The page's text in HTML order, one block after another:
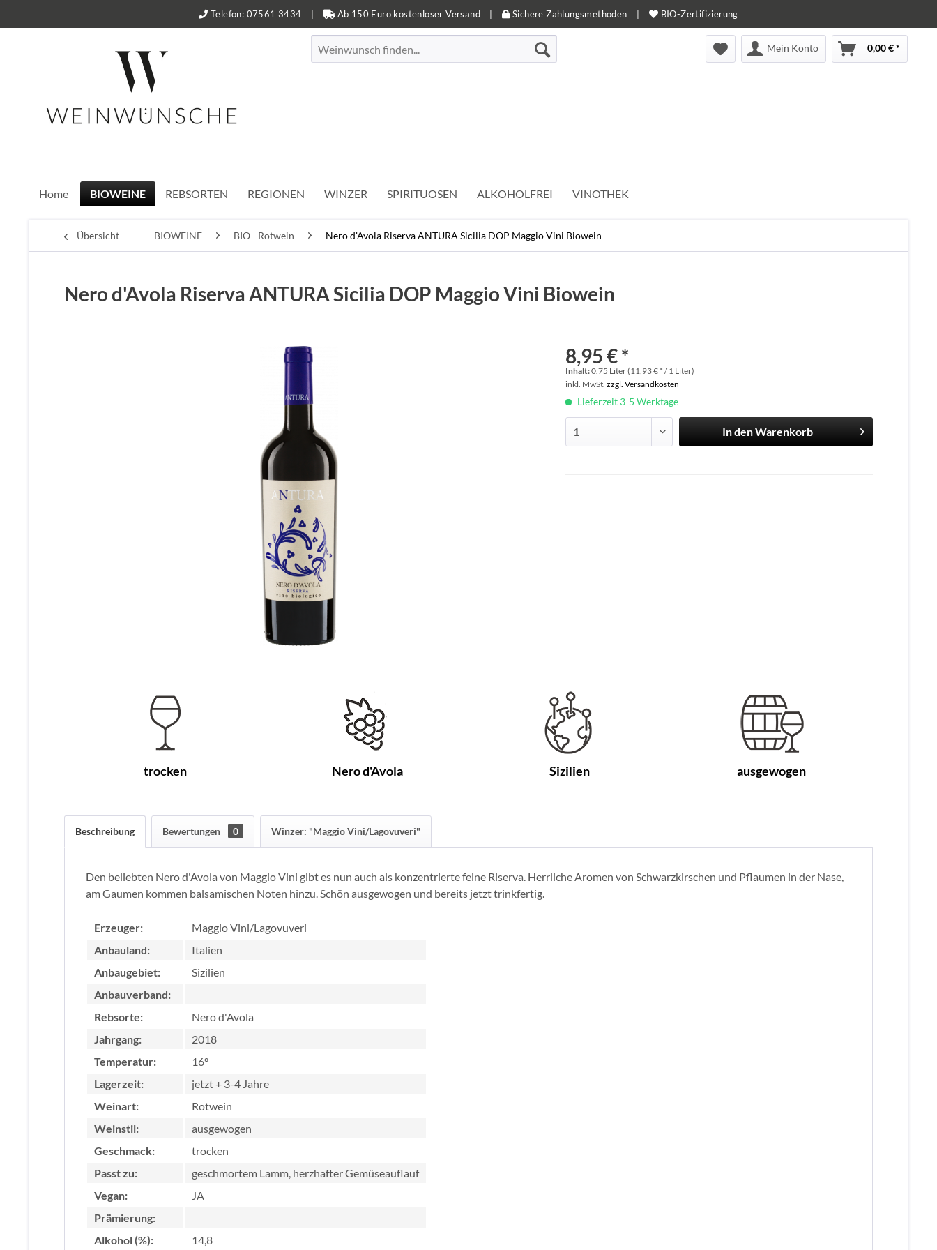
Telefon: 07561 3434 Ab 150 Euro kostenloser Versand Sichere Zahlungsmethoden BIO-Zertifizierung
Mein Konto 0,00 € *
Home BIOWEINE REBSORTEN REGIONEN WINZER SPIRITUOSEN ALKOHOLFREI VINOTHEK
Übersicht BIOWEINE BIO - Rotwein Nero d'Avola Riserva ANTURA Sicilia DOP Maggio Vini Biowein
Nero d'Avola Riserva ANTURA Sicilia DOP Maggio Vini Biowein
8,95 € *
Inhalt:0.75 Liter (11,93 € * / 1 Liter)
inkl. MwSt.zzgl. Versandkosten
Lieferzeit 3-5 Werktage
In denWarenkorb
trocken Nero d'Avola Sizilien ausgewogen
Beschreibung Bewertungen 0 Winzer: "Maggio Vini/Lagovuveri"
Den beliebten Nero d'Avola von Maggio Vini gibt es nun auch als konzentrierte feine Riserva. Herrliche Aromen von Schwarzkirschen und Pflaumen in der Nase,
am Gaumen kommen balsamischen Noten hinzu. Schön ausgewogen und bereits jetzt trinkfertig.
Erzeuger:
Maggio Vini/Lagovuveri
Anbauland:
Italien
Anbaugebiet:
Sizilien
Anbauverband:
Rebsorte:
Nero d'Avola
Jahrgang:
2018
Temperatur:
16°
Lagerzeit:
jetzt + 3-4 Jahre
Weinart:
Rotwein
Weinstil:
ausgewogen
Geschmack:
trocken
Passt zu:
geschmortem Lamm, herzhafter Gemüseauflauf
Vegan:
JA
Prämierung:
Alkohol (%):
14,8